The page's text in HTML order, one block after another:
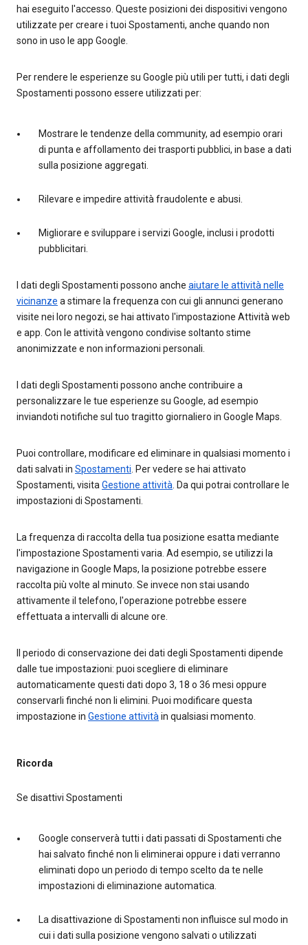
hai eseguito l'accesso. Queste posizioni dei dispositivi vengono
utilizzate per creare i tuoi Spostamenti, anche quando non
sono in uso le app Google.
Per rendere le esperienze su Google più utili per tutti, i dati degli
Spostamenti possono essere utilizzati per:
Mostrare le tendenze della community, ad esempio orari
di punta e affollamento dei trasporti pubblici, in base a dati
sulla posizione aggregati.
Rilevare e impedire attività fraudolente e abusi.
Migliorare e sviluppare i servizi Google, inclusi i prodotti
pubblicitari.
I dati degli Spostamenti possono anche aiutare le attività nelle
vicinanze a stimare la frequenza con cui gli annunci generano
visite nei loro negozi, se hai attivato l'impostazione Attività web
e app. Con le attività vengono condivise soltanto stime
anonimizzate e non informazioni personali.
I dati degli Spostamenti possono anche contribuire a
personalizzare le tue esperienze su Google, ad esempio
inviandoti notifiche sul tuo tragitto giornaliero in Google Maps.
Puoi controllare, modificare ed eliminare in qualsiasi momento i
dati salvati in Spostamenti. Per vedere se hai attivato
Spostamenti, visitaGestione attività. Da qui potrai controllare le
impostazioni di Spostamenti.
La frequenza di raccolta della tua posizione esatta mediante
l'impostazione Spostamenti varia. Ad esempio, se utilizzi la
navigazione in Google Maps, la posizione potrebbe essere
raccolta più volte al minuto. Se invece non stai usando
attivamente il telefono, l'operazione potrebbe essere
effettuata a intervalli di alcune ore.
Il periodo di conservazione dei dati degli Spostamenti dipende
dalle tue impostazioni: puoi scegliere di eliminare
automaticamente questi dati dopo 3, 18 o 36 mesi oppure
conservarli finché non li elimini. Puoi modificare questa
impostazione in Gestione attivitàin qualsiasi momento.
Ricorda
Se disattivi Spostamenti
Google conserverà tutti i dati passati di Spostamenti che
hai salvato finché non li eliminerai oppure i dati verranno
eliminati dopo un periodo di tempo scelto da te nelle
impostazioni di eliminazione automatica.
La disattivazione di Spostamenti non influisce sul modo in
cui i dati sulla posizione vengono salvati o utilizzati